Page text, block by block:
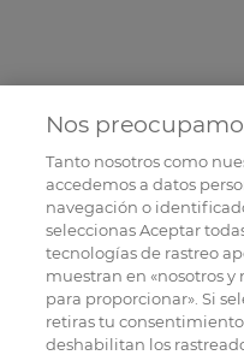
Nos
Tanto nosotros como
accedemos a datos
navegación o
seleccionas Aceptar
tecnologías de rastreo
muestran en «nosotros y
para proporcionar». Si
retiras tu
deshabilitan los